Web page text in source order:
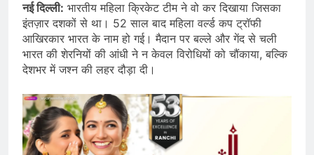
नई दिल्ली: भारतीय महिला क्रिकेट टीम ने वो कर दिखाया जिसका
इंतज़ार दशकों से था। 52 साल बाद महिला वर्ल्ड कप ट्रॉफी
आखिरकार भारत के नाम हो गई। मैदान पर बल्ले और गेंद से चली
भारत की शेरनियों की आंधी ने न केवल विरोधियों को चौंकाया, बल्कि
देशभर में जश्न की लहर दौड़ा दी।